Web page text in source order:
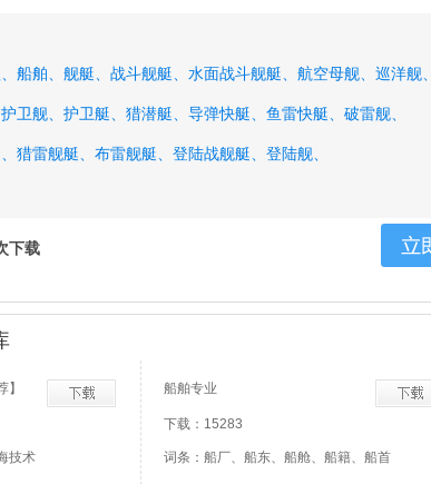
船舶、 舰艇、 战斗舰艇、 水面战斗舰艇、 航空母舰、 巡洋舰、
护卫舰、 护卫艇、 猎潜艇、 导弹快艇、 鱼雷快艇、 破雷舰、
猎雷舰艇、 布雷舰艇、 登陆战舰艇、 登陆舰、
下载
技术
船舶专业
下载：15283
词条：船厂、船东、船舱、船籍、船首